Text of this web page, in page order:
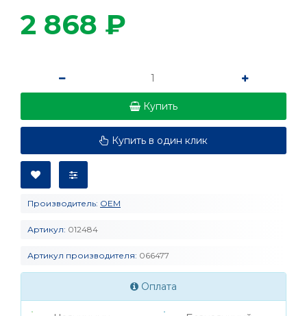
2 868 ₽
Купить
Купить в один клик
Производитель: OEM
Артикул: 012484
Артикул производителя: 066477
Оплата